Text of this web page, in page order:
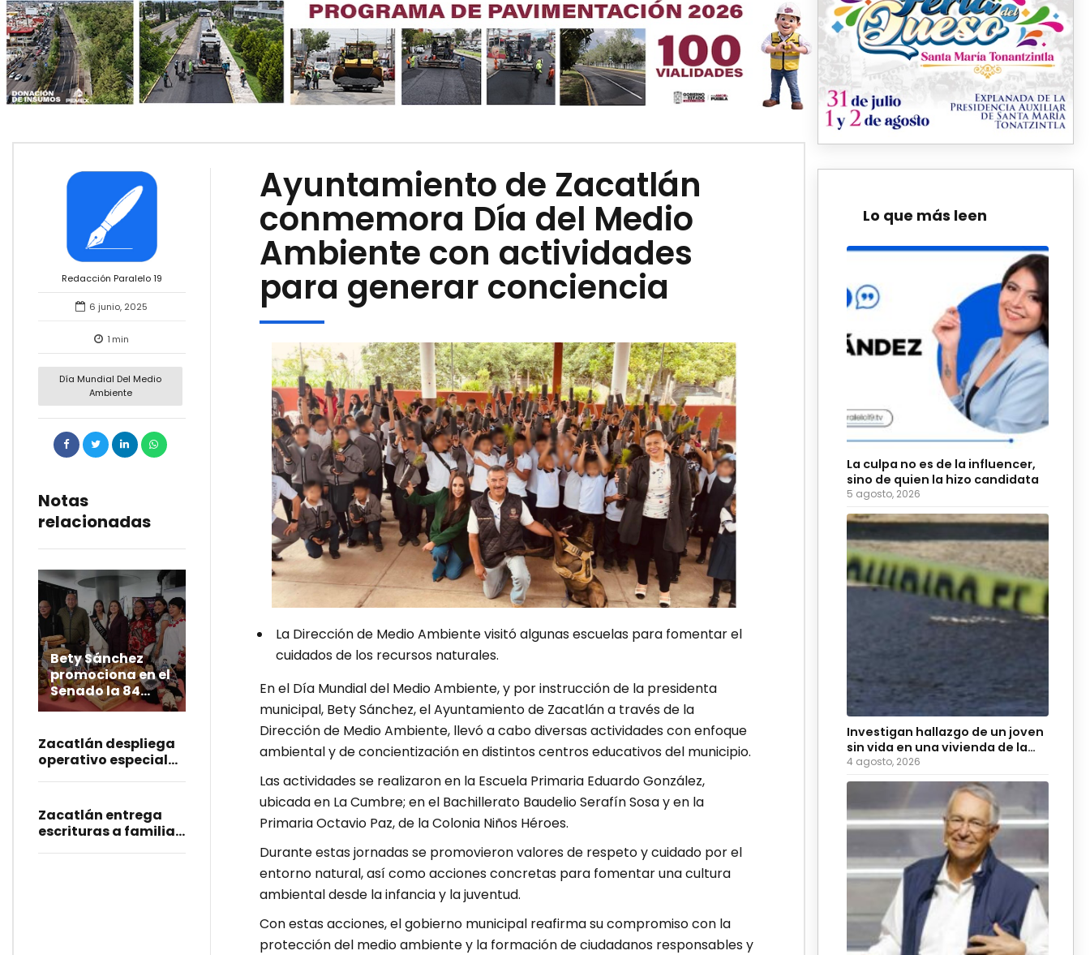
Redacción Paralelo 19
6 junio, 2025
1 min
Día Mundial Del Medio
Ambiente
Notas
relacionadas
Bety Sánchez
promociona en el
Senado la 84
Gran Feria de la
Zacatlán
Zacatlán despliega
operativo especial
Manzana
Zacatlán entrega
escrituras a familias
Ayuntamiento de Zacatlán
conmemora Día del Medio
Ambiente con actividades
para generar conciencia
La Dirección de Medio Ambiente visitó algunas escuelas para fomentar el
cuidados de los recursos naturales.
En el Día Mundial del Medio Ambiente, y por instrucción de la presidenta
municipal, Bety Sánchez, el Ayuntamiento de Zacatlán a través de la
Dirección de Medio Ambiente, llevó a cabo diversas actividades con enfoque
ambiental y de concientización en distintos centros educativos del municipio.
Las actividades se realizaron en la Escuela Primaria Eduardo González,
ubicada en La Cumbre; en el Bachillerato Baudelio Serafín Sosa y en la
Primaria Octavio Paz, de la Colonia Niños Héroes.
Durante estas jornadas se promovieron valores de respeto y cuidado por el
entorno natural, así como acciones concretas para fomentar una cultura
ambiental desde la infancia y la juventud.
Con estas acciones, el gobierno municipal reafirma su compromiso con la
protección del medio ambiente y la formación de ciudadanos responsables y
Lo que más leen
La culpa no es de la influencer,
sino de quien la hizo candidata
5 agosto, 2026
Investigan hallazgo de un joven
sin vida en una vivienda de la
colonia Hidalgo
4 agosto, 2026